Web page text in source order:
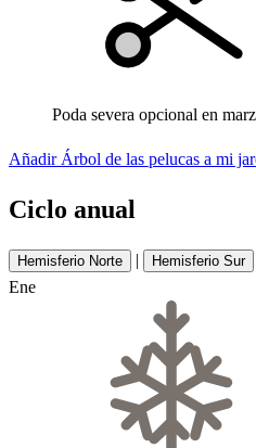
Poda severa opcional en
Añadir Árbol de las pelucas a mi
Ciclo anual
Hemisferio Norte | Hemisferio Sur
Ene